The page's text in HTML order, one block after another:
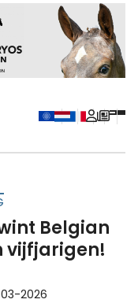
Belgian
vijfjarigen!
2026